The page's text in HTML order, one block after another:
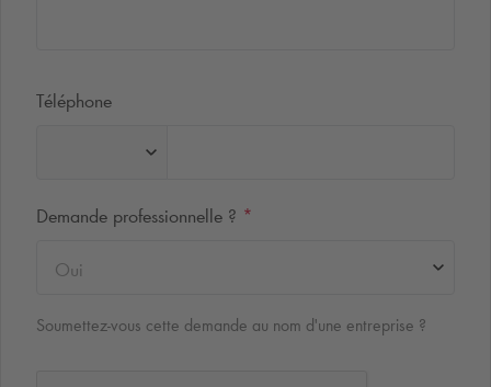
Téléphone
Demande professionnelle ? *
Oui
Soumettez-vous cette demande au nom d'une entreprise ?